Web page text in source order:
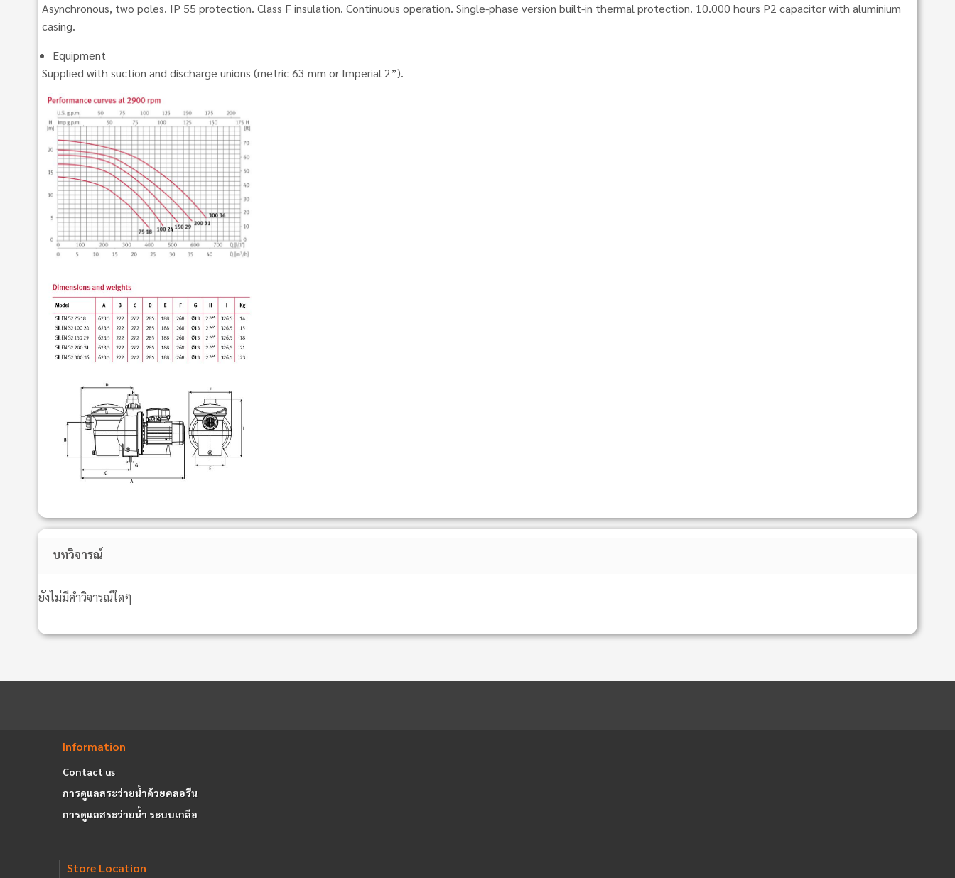
Asynchronous, two poles. IP 55 protection. Class F insulation. Continuous operation. Single-phase version built-in thermal protection. 10.000 hours P2 capacitor with aluminium
casing.
Equipment
Supplied with suction and discharge unions (metric 63 mm or Imperial 2”).
บทวิจารณ์
ยังไม่มีคำวิจารณ์ใดๆ
Information
Contact us
การดูแลสระว่ายน้ำด้วยคลอรีน
การดูแลสระว่ายน้ำ ระบบเกลือ
Store Location